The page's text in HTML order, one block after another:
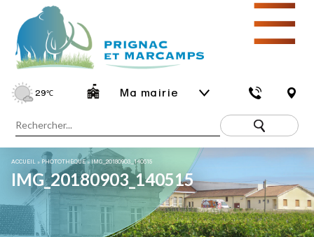
29℃ Ma mairie
☰
ACCUEIL » PHOTOTHÈQUE»IMG_20180903_140515
IMG_20180903_140515